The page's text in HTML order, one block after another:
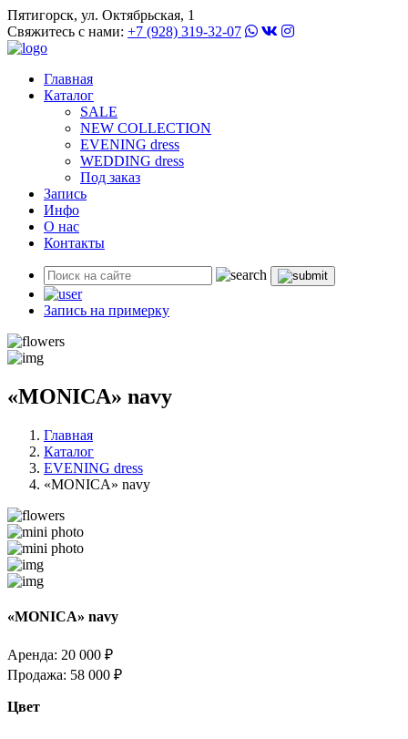
Пятигорск, ул. Октябрьская, 1
Свяжитесь с нами: +7 (928) 319-32-07
Главная
Каталог
SALE
NEW COLLECTION
EVENING dress
WEDDING dress
Под заказ
Запись
Инфо
О нас
Контакты
Запись на примерку
«MONICA» navy
Главная
Каталог
EVENING dress
«MONICA» navy
«MONICA» navy
Аренда: 20 000 ₽
Продажа: 58 000 ₽
Цвет